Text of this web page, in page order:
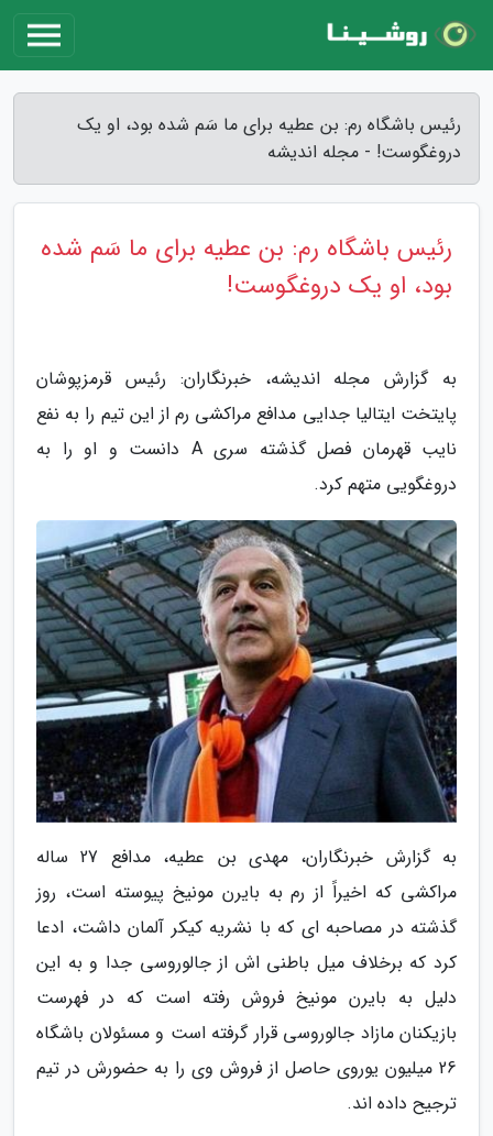
رئیس باشگاه رم: بن عطیه برای ما سَم شده بود، او یک
دروغگوست! - مجله اندیشه
رئیس باشگاه رم: بن عطیه برای ما سَم شده
بود، او یک دروغگوست!
به گزارش مجله اندیشه، خبرنگاران: رئیس قرمزپوشان
پایتخت ایتالیا جدایی مدافع مراکشی رم از این تیم را به نفع
نایب قهرمان فصل گذشته سری A دانست و او را به
دروغگویی متهم کرد.
به گزارش خبرنگاران، مهدی بن عطیه، مدافع 27 ساله
مراکشی که اخیراً از رم به بایرن مونیخ پیوسته است، روز
گذشته در مصاحبه ای که با نشریه کیکر آلمان داشت، ادعا
کرد که برخلاف میل باطنی اش از جالوروسی جدا و به این
دلیل به بایرن مونیخ فروش رفته است که در فهرست
بازیکنان مازاد جالوروسی قرار گرفته است و مسئولان باشگاه
26 میلیون یوروی حاصل از فروش وی را به حضورش در تیم
ترجیح داده اند.